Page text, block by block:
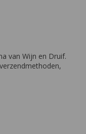
van Wijn en Druif.